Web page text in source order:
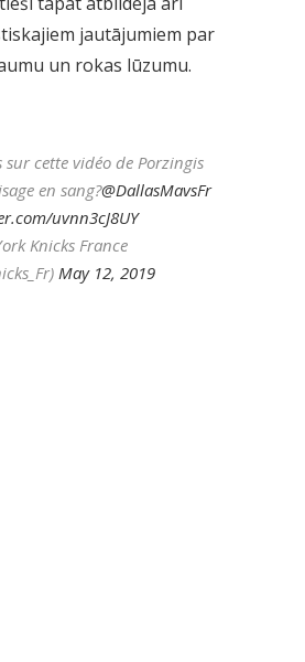
jautājumiem par
un rokas lūzumu.
sur cette vidéo de Porzingis
en sang?@DallasMavsFr
uvnn3cJ8UY
Knicks France
May 12, 2019